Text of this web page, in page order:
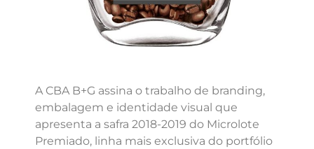
A CBA B+G assina o trabalho de branding,
embalagem e identidade visual que
apresenta a safra 2018-2019 do Microlote
Premiado, linha mais exclusiva do portfólio